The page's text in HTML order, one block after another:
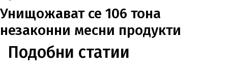
Унищожават се 106 тона
незаконни месни продукти
Подобни статии